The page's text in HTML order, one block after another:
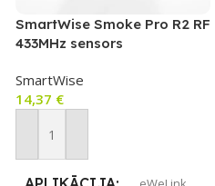
SmartWise Smoke Pro R2 RF
433MHz sensors
SmartWise
14,37 €
Pievienot Grozam